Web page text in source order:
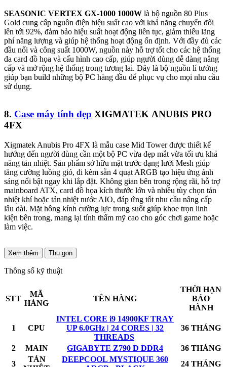
SEASONIC VERTEX GX-1000 1000W là bộ nguồn 80 Plus
Gold cung cấp nguồn điện hiệu suất cao với khả năng chuyển đổi
lên tới 92%, đảm bảo hiệu suất hoạt động liên tục, giảm thiểu lãng
phí năng lượng và giúp hệ thống hoạt động ổn định. Với đầy đủ các
đầu nối và công suất 1000W, nguồn này hỗ trợ tốt cho các hệ thống
đa card đồ họa và cấu hình cao cấp, giúp người dùng dễ dàng nâng
cấp và mở rộng hệ thống trong tương lai. Đây là bộ nguồn lí tưởng
giúp bạn build những bộ PC hàng đầu để phục vụ cho mọi nhu cầu
sử dụng.
8. Case máy tính đẹp XIGMATEK ANUBIS PRO
4FX
Xigmatek Anubis Pro 4FX là mẫu case Mid Tower được thiết kế
hướng đến người dùng cần một bộ PC vừa đẹp mắt vừa tối ưu khả
năng tản nhiệt. Sản phẩm sở hữu mặt trước dạng lưới Mesh giúp
tăng cường luồng gió, đi kèm sẵn 4 quạt ARGB tạo hiệu ứng ánh
sáng nổi bật ngay khi lắp đặt. Không gian bên trong rộng rãi, hỗ trợ
mainboard ATX, card đồ họa kích thước lớn và nhiều tùy chọn tản
nhiệt khí hoặc tản nhiệt nước AIO, đáp ứng tốt nhu cầu nâng cấp
lâu dài. Mặt hông kính cường lực trong suốt giúp khoe trọn linh
kiện bên trong, mang lại tính thẩm mỹ cao cho góc chơi game hoặc
làm việc.
Xem thêm Thu gọn
Thông số kỹ thuật
STT
MÃ
HÀNG
TÊN HÀNG
THỜI HẠN
BẢO
HÀNH
1 CPU
INTEL CORE i9 14900KF TRAY
UP 6.0GHz | 24 CORES | 32
THREADS
36 THÁNG
2 MAIN GIGABYTE Z790 D DDR4
36 THÁNG
3
TẢN
DEEPCOOL MYSTIQUE 360
24 THÁNG